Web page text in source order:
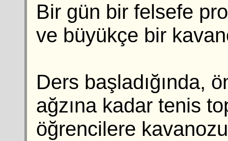
Bir gün bir felsefe
ve büyükçe bir
Ders başladığında,
ağzına kadar tenis
öğrencilere